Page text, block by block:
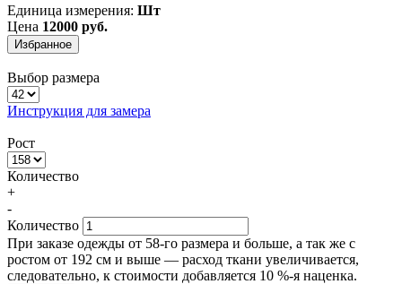
Единица измерения: Шт
Цена 12000 руб.
Избранное
Выбор размера
Инструкция для замера
Рост
Количество
+
-
Количество
При заказе одежды от 58-го размера и больше, а так же с
ростом от 192 см и выше — расход ткани увеличивается,
следовательно, к стоимости добавляется 10 %-я наценка.